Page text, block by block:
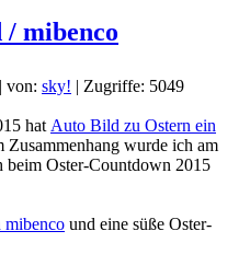
mibenco
| von: sky! | Zugriffe: 5049
hat Auto Bild zu Ostern ein
Zusammenhang wurde ich am
beim Oster-Countdown 2015
mibenco und eine süße Oster-